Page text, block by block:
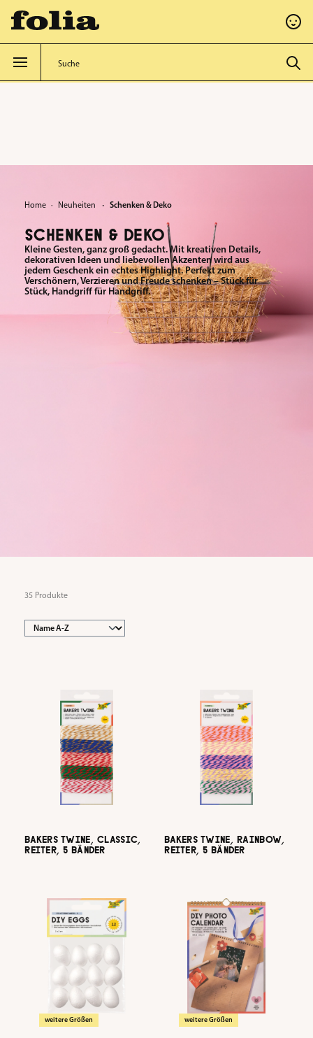
springen
Home Neuheiten · Schenken & Deko
SCHENKEN & DEKO
Kleine Gesten, ganz groß gedacht. Mit kreativen Details,
dekorativen Ideen und liebevollen Akzenten wird aus
jedem Geschenk ein echtes Highlight. Perfekt zum
Verschönern, Verzieren und Freude schenken – Stück für
Stück, Handgriff für Handgriff.
35 Produkte
BAKERS TWINE, CLASSIC,
REITER, 5 BÄNDER
BAKERS TWINE, RAINBOW,
REITER, 5 BÄNDER
weitere Größen weitere Größen